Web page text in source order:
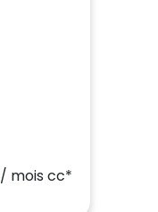
/ mois cc*